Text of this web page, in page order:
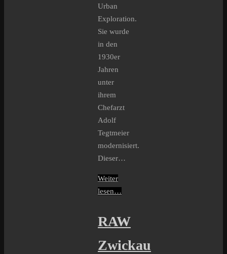
Urban
Exploration.
Sie wurde
in den
1930er
Jahren
unter
ihrem
Chefarzt
Adolf
Tegtmeier
modernisiert.
Dieser…
Weiter
lesen…
RAW
Zwickau